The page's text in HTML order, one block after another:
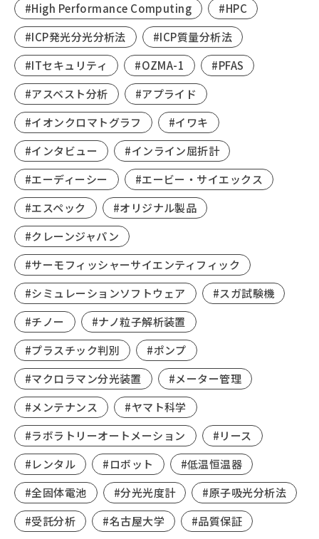
#High Performance Computing
#HPC
#ICP発光分光分析法
#ICP質量分析法
#ITセキュリティ
#OZMA-1
#PFAS
#アスベスト分析
#アプライド
#イオンクロマトグラフ
#イワキ
#インタビュー
#インライン屈折計
#エーディーシー
#エービー・サイエックス
#エスペック
#オリジナル製品
#クレーンジャパン
#サーモフィッシャーサイエンティフィック
#シミュレーションソフトウェア
#スガ試験機
#チノー
#ナノ粒子解析装置
#プラスチック判別
#ポンプ
#マクロラマン分光装置
#メーター管理
#メンテナンス
#ヤマト科学
#ラボラトリーオートメーション
#リース
#レンタル
#ロボット
#低温恒温器
#全固体電池
#分光光度計
#原子吸光分析法
#受託分析
#名古屋大学 #品質保証